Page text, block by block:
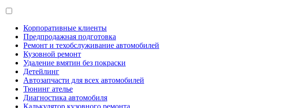
Корпоративные клиенты
Предпродажная подготовка
Ремонт и техобслуживание автомобилей
Кузовной ремонт
Удаление вмятин без покраски
Детейлинг
Автозапчасти для всех автомобилей
Тюнинг ателье
Диагностика автомобиля
Калькулятор кузовного ремонта